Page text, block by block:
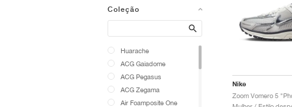
Coleção
Search
Huarache
ACG Gaiadome
ACG Pegasus
ACG Zegama
Air Foamposite One
Nike
Zoom Vomero 5